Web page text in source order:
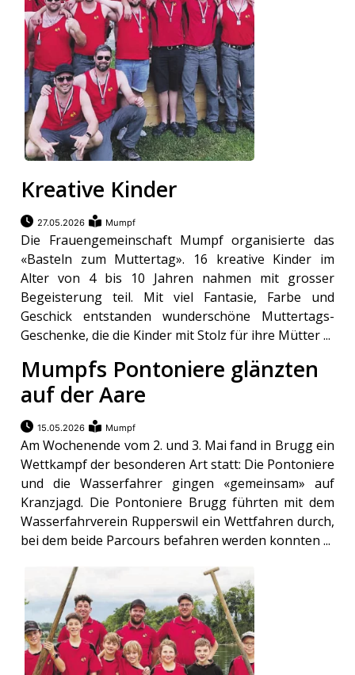
Kreative Kinder
27.05.2026 Mumpf
Die Frauengemeinschaft Mumpf organisierte das
«Basteln zum Muttertag». 16 kreative Kinder im
Alter von 4 bis 10 Jahren nahmen mit grosser
Begeisterung teil. Mit viel Fantasie, Farbe und
Geschick entstanden wunderschöne Muttertags-
Geschenke, die die Kinder mit Stolz für ihre Mütter ...
Mumpfs Pontoniere glänzten
auf der Aare
15.05.2026 Mumpf
Am Wochenende vom 2. und 3. Mai fand in Brugg ein
Wettkampf der besonderen Art statt: Die Pontoniere
und die Wasserfahrer gingen «gemeinsam» auf
Kranzjagd. Die Pontoniere Brugg führten mit dem
Wasserfahrverein Rupperswil ein Wettfahren durch,
bei dem beide Parcours befahren werden konnten ...